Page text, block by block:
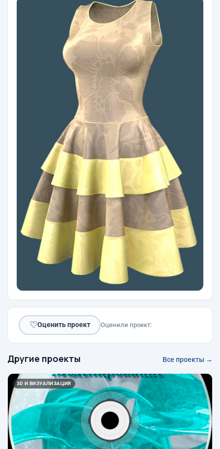
♡Оценить проект Оценили проект:
Другие проекты Все проекты →
3D И ВИЗУАЛИЗАЦИЯ